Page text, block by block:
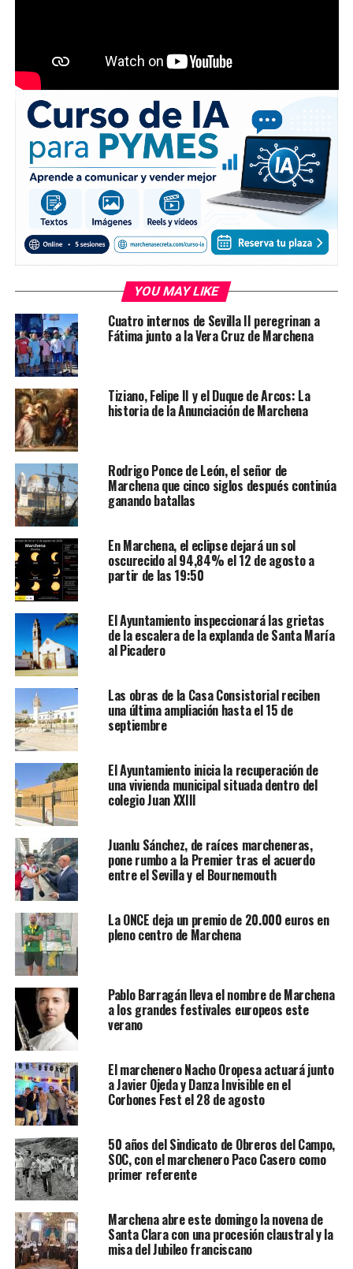
YOU MAY LIKE
Cuatro internos de Sevilla II peregrinan a
Fátima junto a la Vera Cruz de Marchena
Tiziano, Felipe II y el Duque de Arcos: La
historia de la Anunciación de Marchena
Rodrigo Ponce de León, el señor de
Marchena que cinco siglos después continúa
ganando batallas
En Marchena, el eclipse dejará un sol
oscurecido al 94,84% el 12 de agosto a
partir de las 19:50
El Ayuntamiento inspeccionará las grietas
de la escalera de la explanda de Santa María
al Picadero
Las obras de la Casa Consistorial reciben
una última ampliación hasta el 15 de
septiembre
El Ayuntamiento inicia la recuperación de
una vivienda municipal situada dentro del
colegio Juan XXIII
Juanlu Sánchez, de raíces marcheneras,
pone rumbo a la Premier tras el acuerdo
entre el Sevilla y el Bournemouth
La ONCE deja un premio de 20.000 euros en
pleno centro de Marchena
Pablo Barragán lleva el nombre de Marchena
a los grandes festivales europeos este
verano
El marchenero Nacho Oropesa actuará junto
a Javier Ojeda y Danza Invisible en el
Corbones Fest el 28 de agosto
50 años del Sindicato de Obreros del Campo,
SOC, con el marchenero Paco Casero como
primer referente
Marchena abre este domingo la novena de
Santa Clara con una procesión claustral y la
misa del Jubileo franciscano